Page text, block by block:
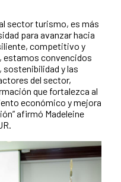
sector turismo, es más
para avanzar hacia
competitivo y
estamos convencidos
sostenibilidad y las
del sector,
que fortalezca al
económico y mejora
afirmó Madeleine